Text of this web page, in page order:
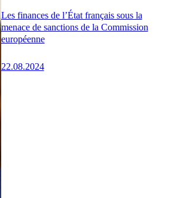
Les finances de l’État français sous la
menace de sanctions de la Commission
européenne
22.08.2024